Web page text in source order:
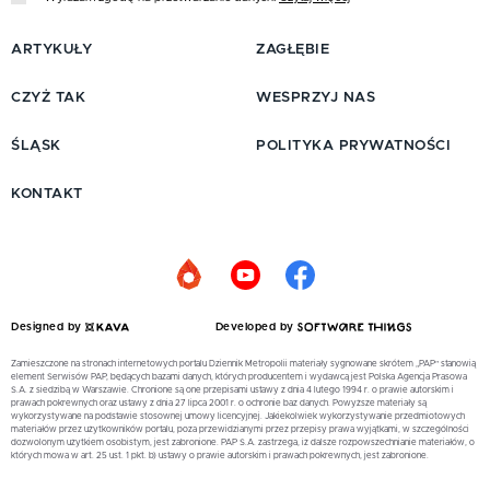
ARTYKUŁY
CZYŻ TAK
ŚLĄSK
ZAGŁĘBIE
WESPRZYJ NAS
POLITYKA PRYWATNOŚCI
KONTAKT
Designed by Developed by
Zamieszczone na stronach internetowych portalu Dziennik Metropolii materiały sygnowane skrótem „PAP” stanowią
element Serwisów PAP, będących bazami danych, których producentem i wydawcą jest Polska Agencja Prasowa
S.A. z siedzibą w Warszawie. Chronione są one przepisami ustawy z dnia 4 lutego 1994 r. o prawie autorskim i
prawach pokrewnych oraz ustawy z dnia 27 lipca 2001 r. o ochronie baz danych. Powyższe materiały są
wykorzystywane na podstawie stosownej umowy licencyjnej. Jakiekolwiek wykorzystywanie przedmiotowych
materiałów przez użytkowników portalu, poza przewidzianymi przez przepisy prawa wyjątkami, w szczególności
dozwolonym użytkiem osobistym, jest zabronione. PAP S.A. zastrzega, iż dalsze rozpowszechnianie materiałów, o
których mowa w art. 25 ust. 1 pkt. b) ustawy o prawie autorskim i prawach pokrewnych, jest zabronione.